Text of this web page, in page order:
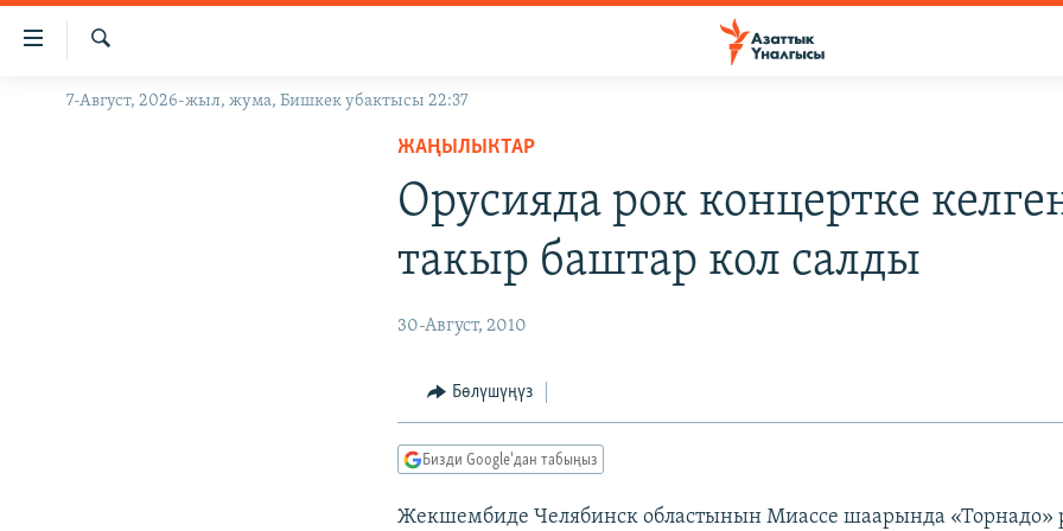
Линктер
Мазмунга
Навигацияга
ЖАҢЫЛЫКТАР
Издөө
7-Август, 2026-жыл, жума, Бишкек убактысы 22:37
ЖАҢЫЛЫКТАР
Орусияда рок концертке
такыр баштар кол салды
30-Август, 2010
Бөлүшүңүз
Бизди Google'дан табыңыз
Жекшембиде Челябинск областынын Миассе шаарында «Торнадо»